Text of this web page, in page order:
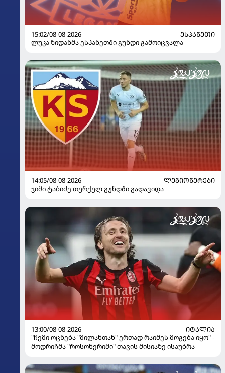
15:02/08-08-2026
ᲔᲡᲞᲐᲜᲔᲗᲘ
ლუკა ზიდანმა ესპანეთში გუნდი გამოიცვალა
14:05/08-08-2026
ᲚᲔᲒᲘᲝᲜᲔᲠᲔᲑᲘ
ჯიმი ტაბიძე თურქულ გუნდში გადავიდა
13:00/08-08-2026
ᲘᲢᲐᲚᲘᲐ
"ჩემი ოცნება "მილანთან" ერთად რაიმეს მოგება იყო" -
მოდრიჩმა "როსონერიში" თავის მისიაზე ისაუბრა